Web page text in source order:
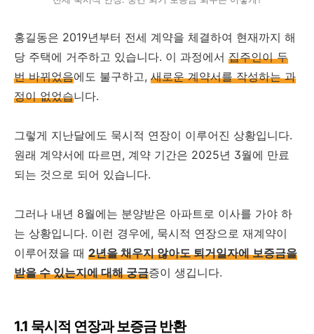
홍길동은 2019년부터 전세 계약을 체결하여 현재까지 해
당 주택에 거주하고 있습니다. 이 과정에서 집주인이 두
번 바뀌었음에도 불구하고, 새로운 계약서를 작성하는 과
정이 없었습니다.
그렇게 지난달에도 묵시적 연장이 이루어진 상황입니다.
원래 계약서에 따르면, 계약 기간은 2025년 3월에 만료
되는 것으로 되어 있습니다.
그러나 내년 8월에는 분양받은 아파트로 이사를 가야 하
는 상황입니다. 이런 경우에, 묵시적 연장으로 재계약이
이루어졌을 때 2년을 채우지 않아도 퇴거일자에 보증금을
받을 수 있는지에 대해 궁금증이 생깁니다.
1.1 묵시적 연장과 보증금 반환